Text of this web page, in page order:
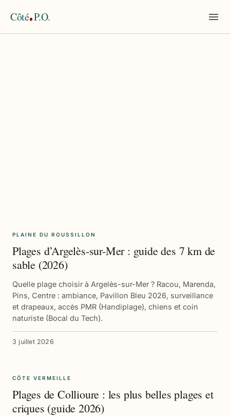
Côté P.O.
PLAINE DU ROUSSILLON
Plages d’Argelès-sur-Mer : guide des 7 km de
sable (2026)
Quelle plage choisir à Argelès-sur-Mer ? Racou, Marenda,
Pins, Centre : ambiance, Pavillon Bleu 2026, surveillance
et drapeaux, accès PMR (Handiplage), chiens et coin
naturiste (Bocal du Tech).
3 juillet 2026
CÔTE VERMEILLE
Plages de Collioure : les plus belles plages et
criques (guide 2026)